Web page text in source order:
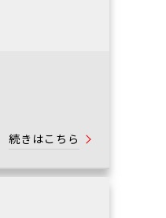
続きはこちら